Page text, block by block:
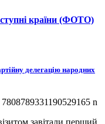
країни (ФОТО)
делегацію народних
завітали перший